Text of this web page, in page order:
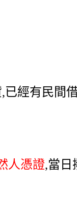
經有民間
人憑證,當日